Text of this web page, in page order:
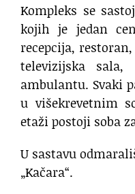
Kompleks se
kojih je jedan
recepcija,
televizijska
ambulantu. Svaki
u višekrevetnim
etaži postoji soba
U sastavu
„Kačara“.